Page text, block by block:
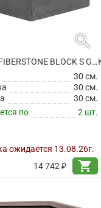
search
КАШПО FIBERSTONE BLOCK S GREY
30 см.
30 см.
30 см.
по
2 шт.
ожидается 13.08.26г.
14 742 ₽
shopping_cart